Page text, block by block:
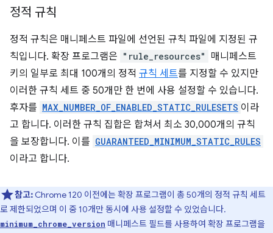
정적 규칙
정적 규칙은 매니페스트 파일에 선언된 규칙 파일에 지정된 규
칙입니다. 확장 프로그램은 "rule_resources"
매니페스트
키의 일부로 최대 100개의 정적 규칙 세트를 지정할 수 있지만
이러한 규칙 세트 중 50개만 한 번에 사용 설정할 수 있습니다.
후자를 MAX_NUMBER_OF_ENABLED_STATIC_RULESETS 이라
고 합니다. 이러한 규칙 집합은 합쳐서 최소 30,000개의 규칙
을 보장합니다. 이를 GUARANTEED_MINIMUM_STATIC_RULES
이라고 합니다.
참고: Chrome 120 이전에는 확장 프로그램이 총 50개의 정적 규칙 세트
로 제한되었으며 이 중 10개만 동시에 사용 설정할 수 있었습니다.
minimum_chrome_version 매니페스트 필드를 사용하여 확장 프로그램을